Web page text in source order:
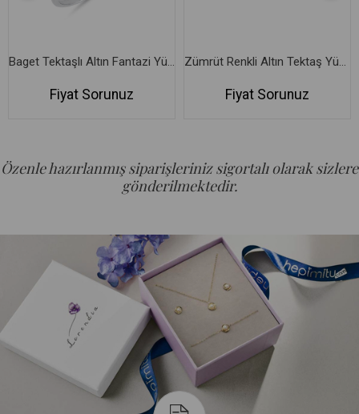
Baget Tektaşlı Altın Fantazi Yüzük
Fiyat Sorunuz
Zümrüt Renkli Altın Tektaş Yüzük
Fiyat Sorunuz
Özenle hazırlanmış siparişleriniz sigortalı olarak sizlere
gönderilmektedir.